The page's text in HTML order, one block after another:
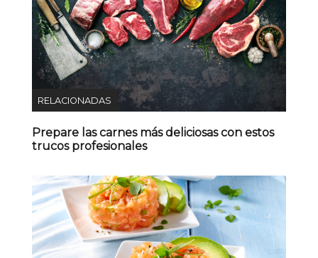
RELACIONADAS
Prepare las carnes más deliciosas con estos
trucos profesionales